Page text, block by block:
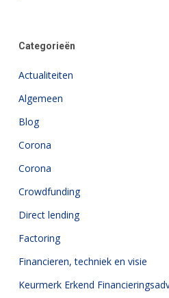
Categorieën
Actualiteiten
Algemeen
Blog
Corona
Corona
Crowdfunding
Direct lending
Factoring
Financieren, techniek en visie
Keurmerk Erkend